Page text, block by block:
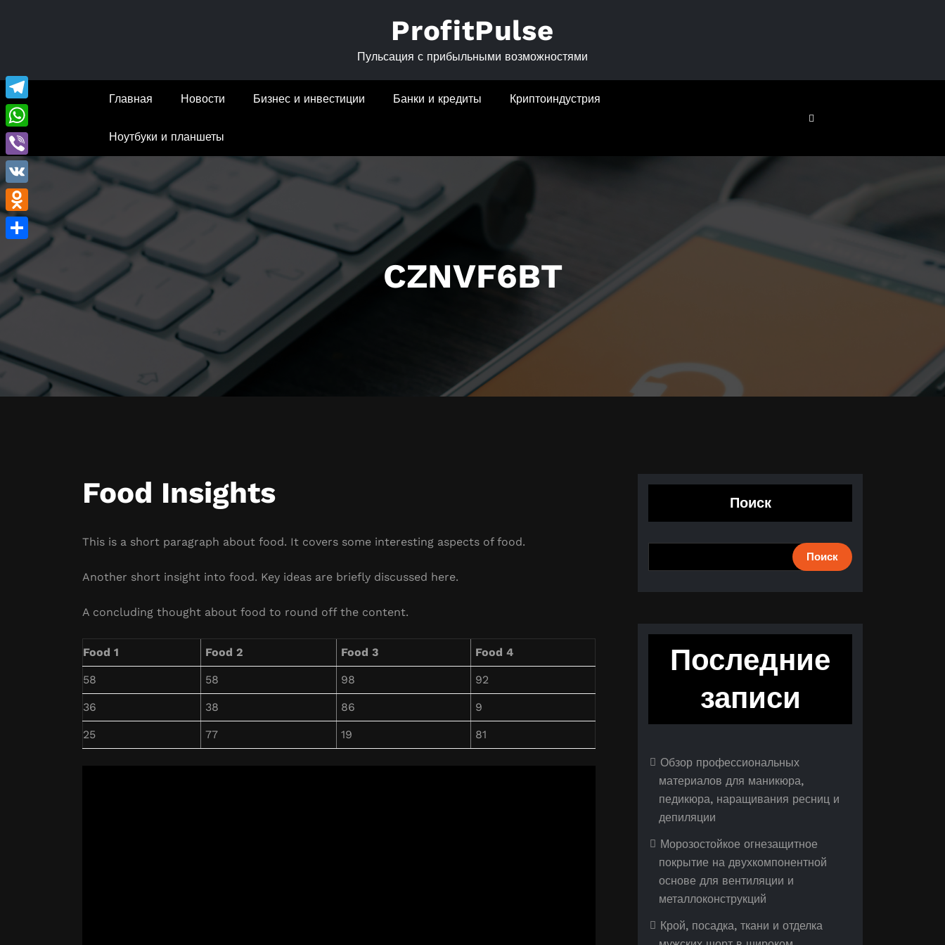
ProfitPulse
Пульсация с прибыльными возможностями
Главная Новости Бизнес и инвестиции Банки и кредиты Криптоиндустрия
Ноутбуки и планшеты
CZNVF6BT
Food Insights
This is a short paragraph about food. It covers some interesting aspects of food.
Another short insight into food. Key ideas are briefly discussed here.
A concluding thought about food to round off the content.
Food 1 Food 2 Food 3 Food 4
58 58 98 92
36 38 86 9
25 77 19 81
Поиск
Поиск
Последние
записи
Обзор профессиональных
материалов для маникюра,
педикюра, наращивания ресниц и
депиляции
Морозостойкое огнезащитное
покрытие на двухкомпонентной
основе для вентиляции и
металлоконструкций
Крой, посадка, ткани и отделка
Telegram
WhatsApp
Viber
VK
Odnoklassniki
Отправить